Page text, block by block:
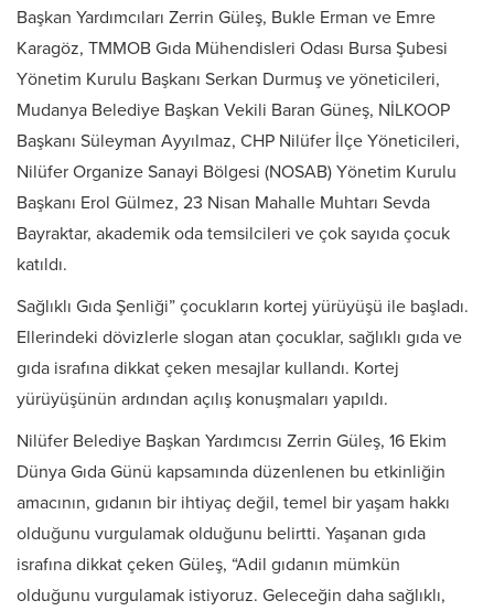
Başkan Yardımcıları Zerrin Güleş, Bukle Erman ve Emre
Karagöz, TMMOB Gıda Mühendisleri Odası Bursa Şubesi
Yönetim Kurulu Başkanı Serkan Durmuş ve yöneticileri,
Mudanya Belediye Başkan Vekili Baran Güneş, NİLKOOP
Başkanı Süleyman Ayyılmaz, CHP Nilüfer İlçe Yöneticileri,
Nilüfer Organize Sanayi Bölgesi (NOSAB) Yönetim Kurulu
Başkanı Erol Gülmez, 23 Nisan Mahalle Muhtarı Sevda
Bayraktar, akademik oda temsilcileri ve çok sayıda çocuk
katıldı.
Sağlıklı Gıda Şenliği” çocukların kortej yürüyüşü ile başladı.
Ellerindeki dövizlerle slogan atan çocuklar, sağlıklı gıda ve
gıda israfına dikkat çeken mesajlar kullandı. Kortej
yürüyüşünün ardından açılış konuşmaları yapıldı.
Nilüfer Belediye Başkan Yardımcısı Zerrin Güleş, 16 Ekim
Dünya Gıda Günü kapsamında düzenlenen bu etkinliğin
amacının, gıdanın bir ihtiyaç değil, temel bir yaşam hakkı
olduğunu vurgulamak olduğunu belirtti. Yaşanan gıda
israfına dikkat çeken Güleş, “Adil gıdanın mümkün
olduğunu vurgulamak istiyoruz. Geleceğin daha sağlıklı,